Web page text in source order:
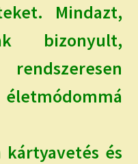
Mindazt,
bizonyult,
kártyavetés és